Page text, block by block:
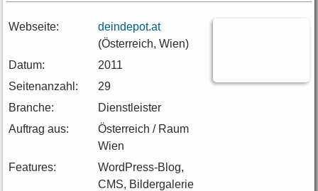
Webseite:
deindepot.at
(Österreich, Wien)
Datum:
2011
Seitenanzahl:
29
Branche:
Dienstleister
Auftrag aus:
Österreich / Raum
Wien
Features:
WordPress-Blog,
CMS, Bildergalerie